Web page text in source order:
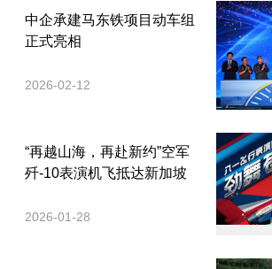
中企承建马东铁项目动车组
正式亮相
2026-02-12
“再越山海，再赴新约”空军
歼-10表演机飞抵达新加坡
2026-01-28